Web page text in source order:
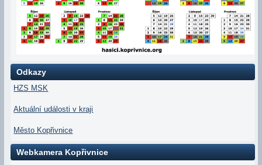
Odkazy
HZS MSK
Aktuální události v kraji
Město Kopřivnice
Webkamera Kopřivnice